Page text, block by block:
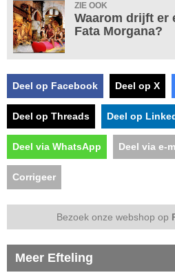
ZIE OOK
Waarom drijft er
Fata Morgana?
Deel op Facebook Deel op X
Deel op Threads Deel op
Deel via WhatsApp Deel via e-
Corrigeer
Bezoek onze webshop op
Meer Efteling